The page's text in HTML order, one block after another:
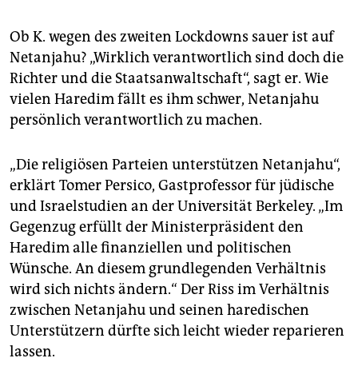
Ob K. wegen des zweiten Lockdowns sauer ist auf
Netanjahu? „Wirklich verantwortlich sind doch die
Richter und die Staatsanwaltschaft“, sagt er. Wie
vielen Haredim fällt es ihm schwer, Netanjahu
persönlich verantwortlich zu machen.
„Die religiösen Parteien unterstützen Netanjahu“,
erklärt Tomer Persico, Gastprofessor für jüdische
und Israelstudien an der Universität Berkeley. „Im
Gegenzug erfüllt der Ministerpräsident den
Haredim alle finanziellen und politischen
Wünsche. An diesem grundlegenden Verhältnis
wird sich nichts ändern.“ Der Riss im Verhältnis
zwischen Netanjahu und seinen haredischen
Unterstützern dürfte sich leicht wieder reparieren
lassen.